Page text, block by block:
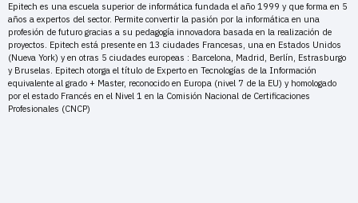
Epitech es una escuela superior de informática fundada el año 1999 y que forma en 5
años a expertos del sector. Permite convertir la pasión por la informática en una
profesión de futuro gracias a su pedagogía innovadora basada en la realización de
proyectos. Epitech está presente en 13 ciudades Francesas, una en Estados Unidos
(Nueva York) y en otras 5 ciudades europeas : Barcelona, Madrid, Berlín, Estrasburgo
y Bruselas. Epitech otorga el título de Experto en Tecnologías de la Información
equivalente al grado + Master, reconocido en Europa (nivel 7 de la EU) y homologado
por el estado Francés en el Nivel 1 en la Comisión Nacional de Certificaciones
Profesionales (CNCP)